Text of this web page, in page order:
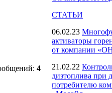
4
СТАТЬИ
06.02.23
активаторы
от компании
21.02.22
дизтоплива при
потребителю